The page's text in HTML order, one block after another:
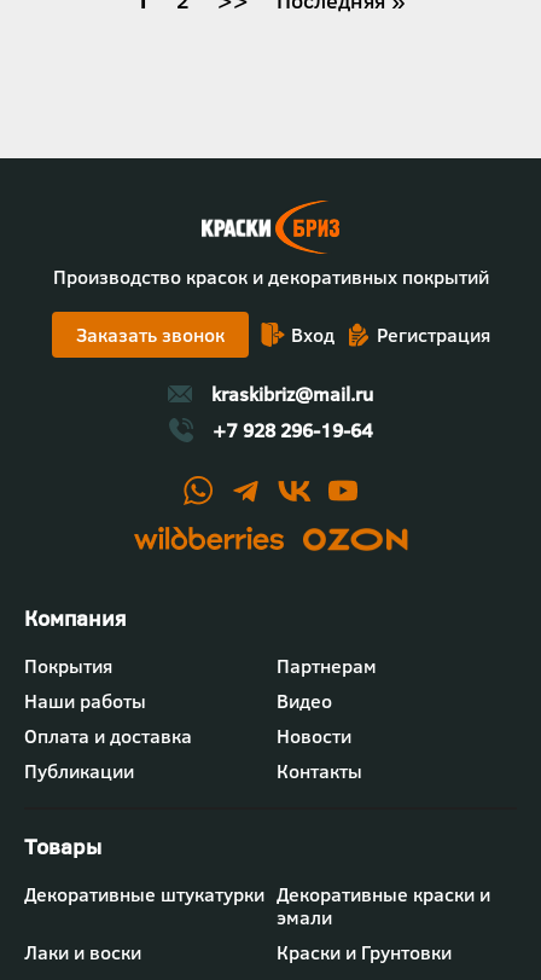
Производство красок и декоративных покрытий
Заказать звонок Вход Регистрация
kraskibriz@mail.ru
+7 928 296-19-64
Футер
-
меню
"Компания"
Покрытия
Партнерам
Наши работы
Видео
Оплата и доставка
Новости
Публикации
Контакты
Футер
-
меню
"Товары"
Декоративные штукатурки Декоративные краски и
эмали
Лаки и воски
Краски и Грунтовки